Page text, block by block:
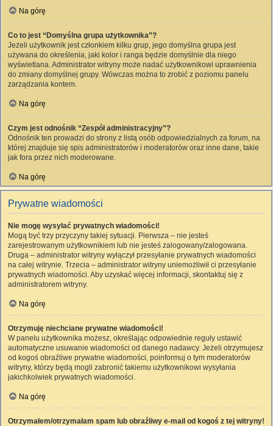
Na górę
Co to jest “Domyślna grupa użytkownika”?
Jeżeli użytkownik jest członkiem kilku grup, jego domyślna grupa jest
używana do określenia, jaki kolor i ranga będzie domyślnie dla niego
wyświetlana. Administrator witryny może nadać użytkownikowi uprawnienia
do zmiany domyślnej grupy. Wówczas można to zrobić z poziomu panelu
zarządzania kontem.
Na górę
Czym jest odnośnik “Zespół administracyjny”?
Odnośnik ten prowadzi do strony z listą osób odpowiedzialnych za forum, na
której znajduje się spis administratorów i moderatorów oraz inne dane, takie
jak fora przez nich moderowane.
Na górę
Prywatne wiadomości
Nie mogę wysyłać prywatnych wiadomości!
Mogą być trzy przyczyny takiej sytuacji. Pierwsza – nie jesteś
zarejestrowanym użytkownikiem lub nie jesteś zalogowany/zalogowana.
Druga – administrator witryny wyłączył przesyłanie prywatnych wiadomości
na całej witrynie. Trzecia – administrator witryny uniemożliwił ci przesyłanie
prywatnych wiadomości. Aby uzyskać więcej informacji, skontaktuj się z
administratorem witryny.
Na górę
Otrzymuję niechciane prywatne wiadomości!
W panelu użytkownika możesz, określając odpowiednie reguły ustawić
automatyczne usuwanie wiadomości od danego nadawcy. Jeżeli otrzymujesz
od kogoś obraźliwe prywatne wiadomości, poinformuj o tym moderatorów
witryny, którzy będą mogli zabronić takiemu użytkownikowi wysyłania
jakichkolwiek prywatnych wiadomości.
Na górę
Otrzymałem/otrzymałam spam lub obraźliwy e-mail od kogoś z tej witryny!